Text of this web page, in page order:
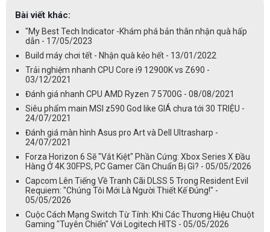
Bài viết khác:
"My Best Tech Indicator -Khám phá bản thân nhận quà hấp
dẫn - 17/05/2023
Build máy chơi tết - Nhận quà kẻo hết - 13/01/2022
Trải nghiệm nhanh CPU Core i9 12900K vs Z690 -
03/12/2021
Đánh giá nhanh CPU AMD Ryzen 7 5700G - 08/08/2021
Siêu phẩm main MSI z590 God like GIÁ chưa tới 30 TRIỆU -
24/07/2021
Đánh giá màn hình Asus pro Art và Dell Ultrasharp -
24/07/2021
Forza Horizon 6 Sẽ "Vắt Kiệt" Phần Cứng: Xbox Series X Đầu
Hàng Ở 4K 30FPS, PC Gamer Cần Chuẩn Bị Gì? - 05/05/2026
Capcom Lên Tiếng Về Tranh Cãi DLSS 5 Trong Resident Evil
Requiem: "Chúng Tôi Mới Là Người Thiết Kế Đúng!" -
05/05/2026
Cuộc Cách Mạng Switch Từ Tính: Khi Các Thương Hiệu Chuột
Gaming "Tuyên Chiến" Với Logitech HITS - 05/05/2026